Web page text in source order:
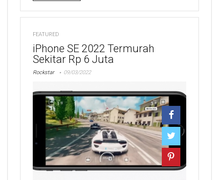
FEATURED
iPhone SE 2022 Termurah
Sekitar Rp 6 Juta
Rockstar 09/03/2022